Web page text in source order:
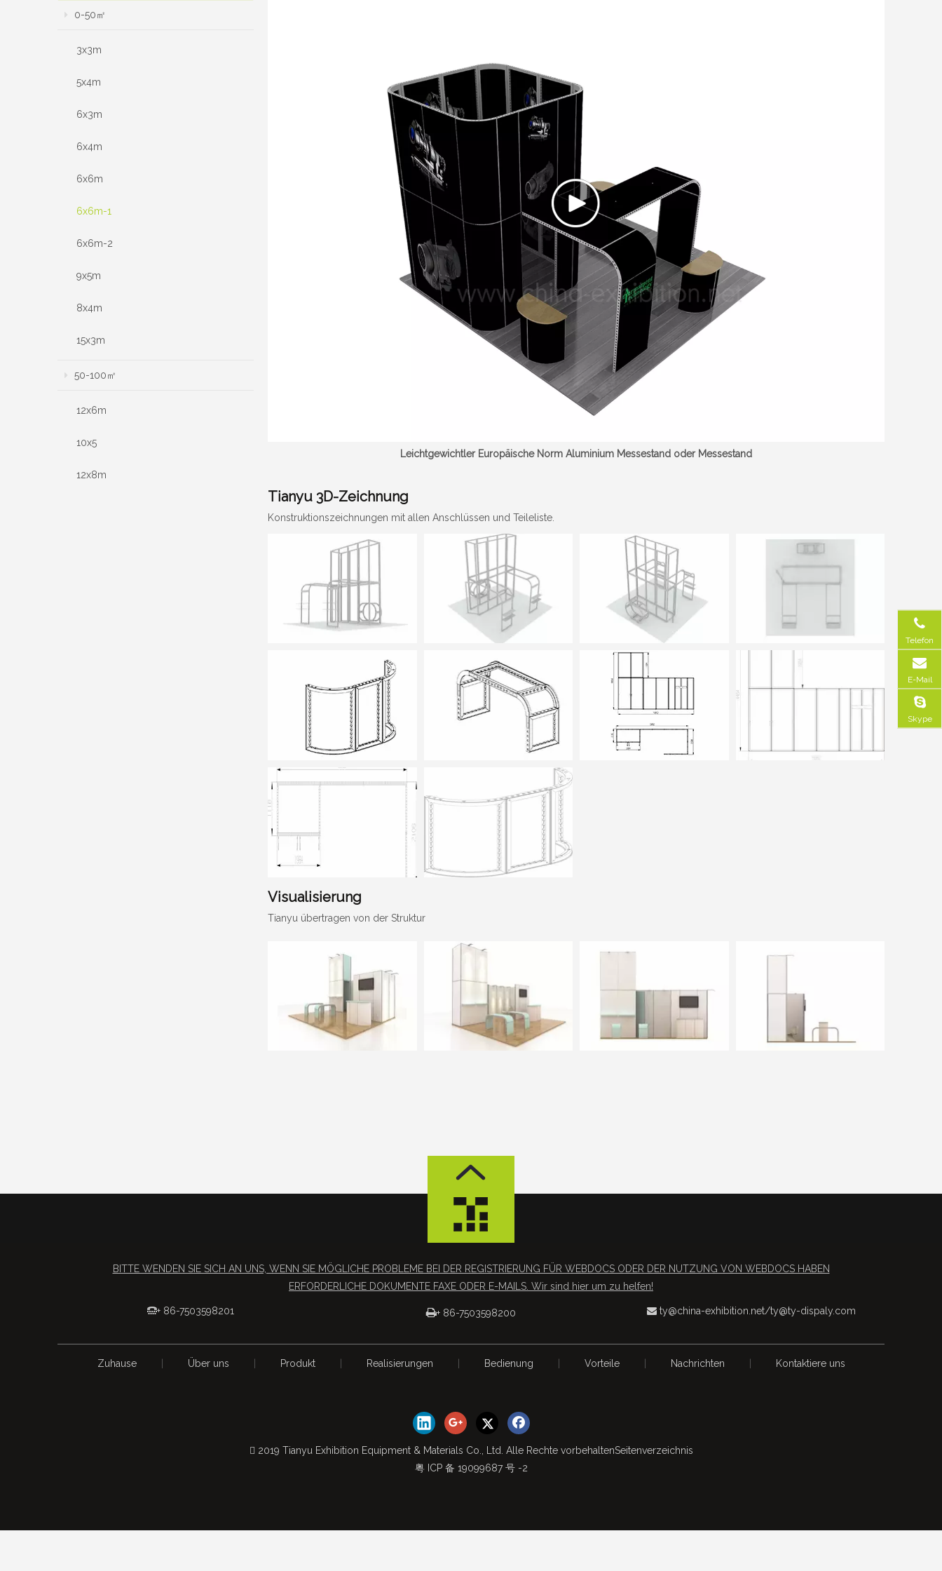
0-50㎡
3x3m
5x4m
6x3m
6x4m
6x6m
6x6m-1
6x6m-2
9x5m
8x4m
15x3m
50-100㎡
12x6m
10x5
12x8m
Leichtgewichtler Europäische Norm Aluminium Messestand oder Messestand
Tianyu 3D-Zeichnung
Konstruktionszeichnungen mit allen Anschlüssen und Teileliste.
Visualisierung
Tianyu übertragen von der Struktur
BITTE WENDEN SIE SICH AN UNS, WENN SIE MÖGLICHE PROBLEME BEI DER REGISTRIERUNG FÜR WEBDOCS ODER DER NUTZUNG VON WEBDOCS HABEN
ERFORDERLICHE DOKUMENTE FAXE ODER E-MAILS. Wir sind hier um zu helfen!
+ 86-7503598201 + 86-7503598200  ty@china-exhibition.net/ty@ty-dispaly.com
Zuhause Über uns Produkt Realisierungen Bedienung Vorteile Nachrichten Kontaktiere uns
Telefon
E-Mail
Skype
 2019 Tianyu Exhibition Equipment & Materials Co., Ltd. Alle Rechte vorbehaltenSeitenverzeichnis
粤 ICP 备 19099687 号 -2